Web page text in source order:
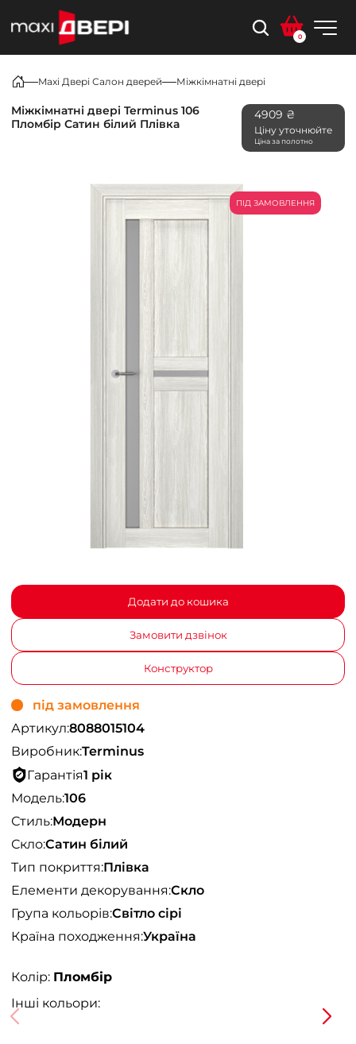
0
Maxi Двері Салон дверей Міжкімнатні двері
Міжкімнатні двері Terminus 106
Пломбір Сатин білий Плівка
4909 ₴
Ціну уточнюйте
Ціна за полотно
ПІД ЗАМОВЛЕННЯ
Додати до кошика
Замовити дзвінок
Конструктор
під замовлення
Артикул:8088015104
Виробник:Terminus
Гарантія1 рік
Модель:106
Стиль:Модерн
Скло:Сатин білий
Тип покриття:Плівка
Елементи декорування:Скло
Група кольорів:Світло сірі
Країна походження:Україна
Колір: Пломбір
Інші кольори: